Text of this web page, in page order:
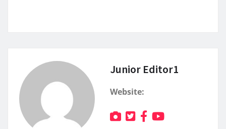
Junior Editor1
Website: